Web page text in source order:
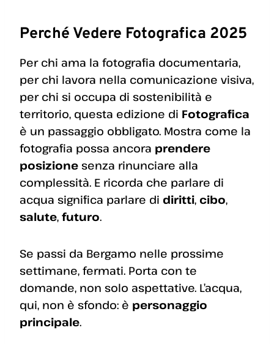
Perché Vedere Fotografica 2025
Per chi ama la fotografia documentaria,
per chi lavora nella comunicazione visiva,
per chi si occupa di sostenibilità e
territorio, questa edizione di Fotografica
è un passaggio obbligato. Mostra come la
fotografia possa ancora prendere
posizione senza rinunciare alla
complessità. E ricorda che parlare di
acqua significa parlare di diritti, cibo,
salute, futuro.
Se passi da Bergamo nelle prossime
settimane, fermati. Porta con te
domande, non solo aspettative. L’acqua,
qui, non è sfondo: è personaggio
principale.